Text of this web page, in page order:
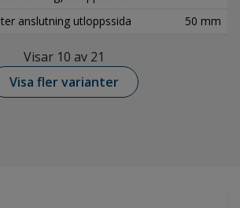
anslutning utloppssida
50 mm
Visar 10 av 21
Visa fler varianter